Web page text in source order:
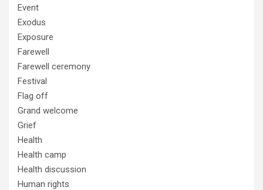
Event
Exodus
Exposure
Farewell
Farewell ceremony
Festival
Flag off
Grand welcome
Grief
Health
Health camp
Health discussion
Human rights